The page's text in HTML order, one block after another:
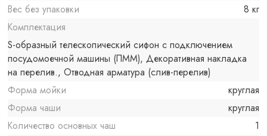
Вес без упаковки
8 кг
Комплектация
S-образный телескопический сифон с подключением
посудомоечной машины (ПММ), Декоративная накладка
на перелив., Отводная арматура (слив-перелив)
Форма мойки
круглая
Форма чаши
круглая
Количество основных чаш
1